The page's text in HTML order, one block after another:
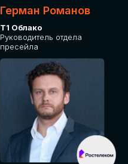
Герман Романов
Т1 Облако
Руководитель отдела
пресейла